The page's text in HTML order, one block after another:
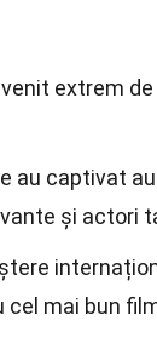
extrem
au captivat
și actori
mai bun